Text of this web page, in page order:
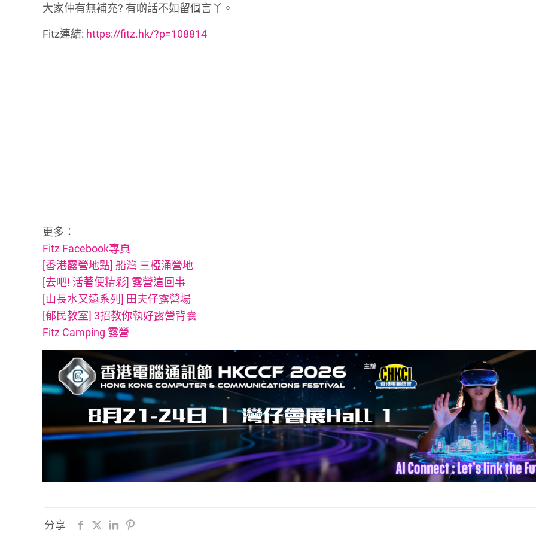
大家仲有無補充? 有啲話不如留個言丫。
Fitz連結: https://fitz.hk/?p=108814
更多：
Fitz Facebook專頁
[香港露營地點] 船灣 三椏涌營地
[去吧! 活著便精彩] 露營這回事
[山長水又遠系列] 田夫仔露營場
[郁民教室] 3招教你執好露營背囊
Fitz Camping 露營
分享